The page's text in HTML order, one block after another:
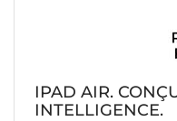
IPAD AIR.
INTELLIGENCE.